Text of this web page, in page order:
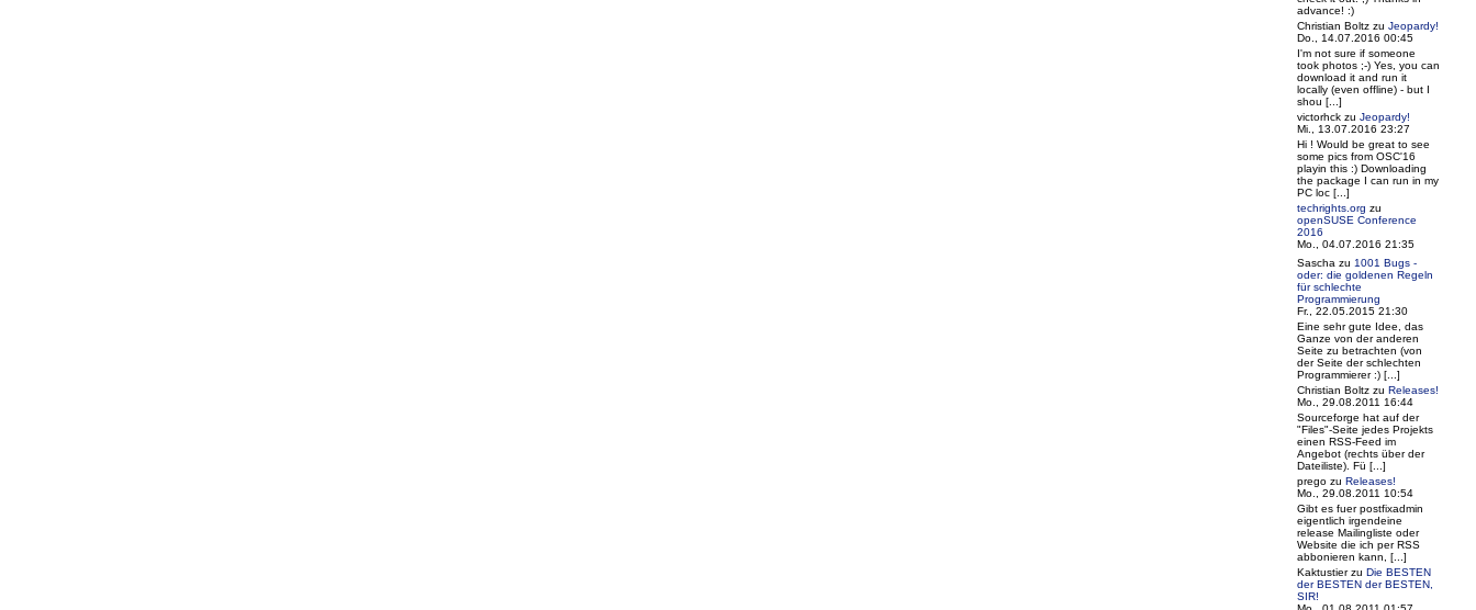
advance! :)
Christian Boltz zu Jeopardy!
Do., 14.07.2016 00:45
I'm not sure if someone
took photos ;-) Yes, you can
download it and run it
locally (even offline) - but I
shou [...]
victorhck zu Jeopardy!
Mi., 13.07.2016 23:27
Hi ! Would be great to see
some pics from OSC'16
playin this :) Downloading
the package I can run in my
PC loc [...]
techrights.org zu
openSUSE Conference
2016
Mo., 04.07.2016 21:35
Sascha zu 1001 Bugs -
oder: die goldenen Regeln
für schlechte
Programmierung
Fr., 22.05.2015 21:30
Eine sehr gute Idee, das
Ganze von der anderen
Seite zu betrachten (von
der Seite der schlechten
Programmierer :) [...]
Christian Boltz zu Releases!
Mo., 29.08.2011 16:44
Sourceforge hat auf der
"Files"-Seite jedes Projekts
einen RSS-Feed im
Angebot (rechts über der
Dateiliste). Fü [...]
prego zu Releases!
Mo., 29.08.2011 10:54
Gibt es fuer postfixadmin
eigentlich irgendeine
release Mailingliste oder
Website die ich per RSS
abbonieren kann, [...]
Kaktustierzu Die BESTEN
der BESTEN der BESTEN,
SIR!